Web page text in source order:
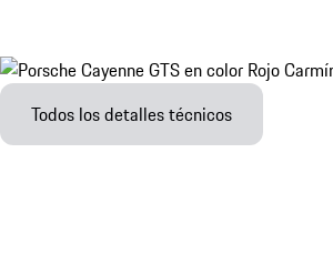
Todos los detalles técnicos